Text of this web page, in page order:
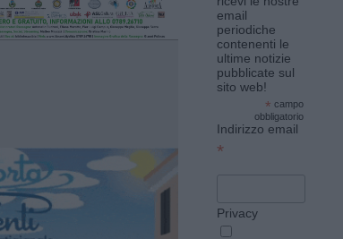
email
periodiche
contenenti le
ultime notizie
pubblicate sul
sito web!
* campo
obbligatorio
Indirizzo email
*
Privacy